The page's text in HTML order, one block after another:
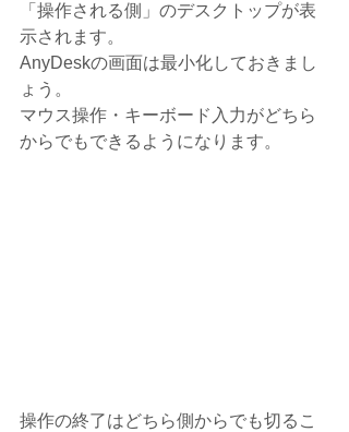
「操作される側」のデスクトップが表
示されます。
AnyDeskの画面は最小化しておきまし
ょう。
マウス操作・キーボード入力がどちら
からでもできるようになります。
操作の終了はどちら側からでも切るこ